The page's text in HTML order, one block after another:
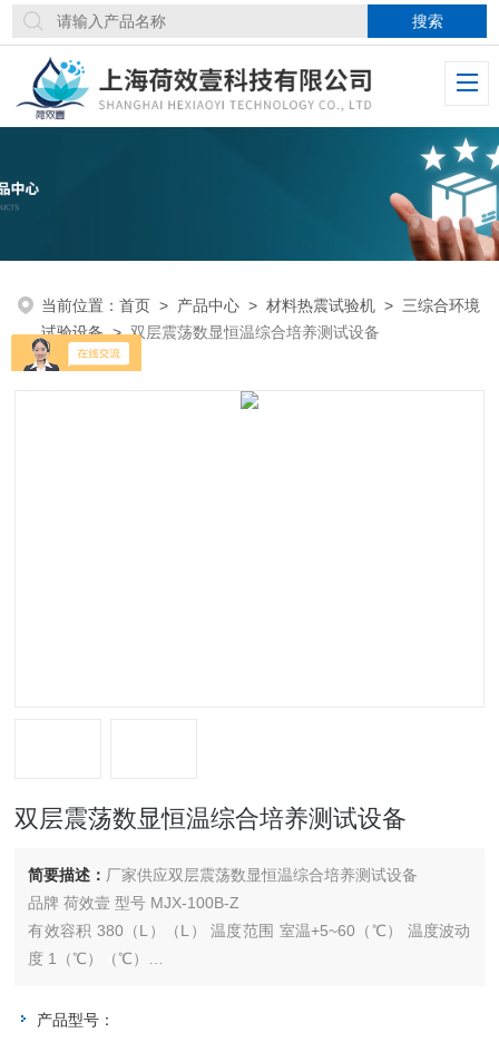
当前位置：首页 > 产品中心 >材料热震试验机 > 三综合环境
试验设备>双层震荡数显恒温综合培养测试设备
双层震荡数显恒温综合培养测试设备
简要描述： 厂家供应双层震荡数显恒温综合培养测试设备
品牌 荷效壹 型号 MJX-100B-Z
有效容积 380（L）（L） 温度范围 室温+5~60（℃） 温度波动
度 1（℃）（℃）
580（W）
产品型号：